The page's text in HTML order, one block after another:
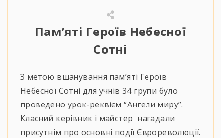
Пам’яті Героїв Небесної
Сотні
З метою вшанування пам’яті Героїв
Небесної Сотні для учнів 34 групи було
проведено урок-реквієм “Ангели миру”.
Класний керівник і майстер нагадали
присутнім про основні події Єврореволюції.